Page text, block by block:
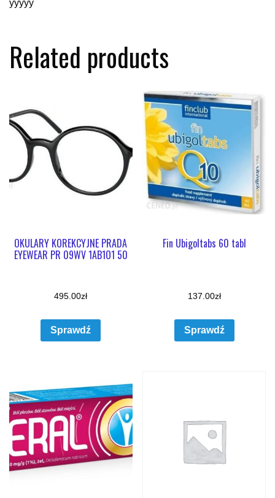
yyyyy
Related products
OKULARY KOREKCYJNE PRADA
EYEWEAR PR 09WV 1AB1O1 50
495.00zł
Sprawdź
Fin Ubigoltabs 60 tabl
137.00zł
Sprawdź